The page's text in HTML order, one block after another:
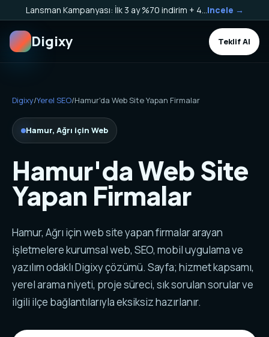
Incele →
Digixy Teklif Al
Digixy/Yerel SEO/Hamur'da Web Site Yapan Firmalar
Hamur, Ağrı için Web
Hamur'da Web Site
Yapan Firmalar
Hamur, Ağrı için web site yapan firmalar arayan
işletmelere kurumsal web, SEO, mobil uygulama ve
yazılım odaklı Digixy çözümü. Sayfa; hizmet kapsamı,
yerel arama niyeti, proje süreci, sık sorulan sorular ve
ilgili ilçe bağlantılarıyla eksiksiz hazırlanır.